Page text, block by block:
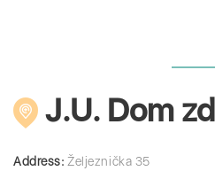
J.U. Dom
Address: Željeznička 35